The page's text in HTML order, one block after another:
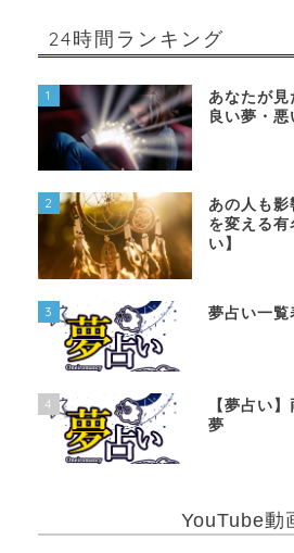
24時間ランキング
1
あなたが
良い夢・悪
2
あの人も影
を変える有
い】
3 夢占い一覧
4
【夢占い
夢
YouTube動